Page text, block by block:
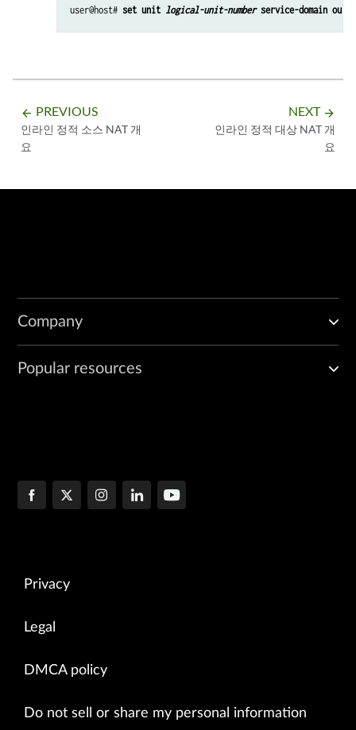
user@host# set unit logical-unit-number service-domain
arrow_backward PREVIOUS
인라인 정적 소스 NAT 개
요
NEXT arrow_forward
인라인 정적 대상 NAT 개
요
Company
Popular resources
Privacy
Legal
DMCA policy
Do not sell or share my personal information